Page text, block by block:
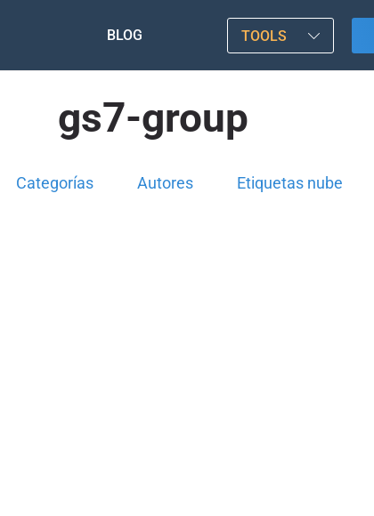
BLOG TOOLS
gs7-group
Categorías Autores Etiquetas nube